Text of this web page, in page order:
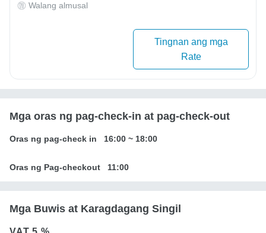
Walang almusal
Tingnan ang mga
Rate
Mga oras ng pag-check-in at pag-check-out
Oras ng pag-check in 16:00 ~ 18:00
Oras ng Pag-checkout 11:00
Mga Buwis at Karagdagang Singil